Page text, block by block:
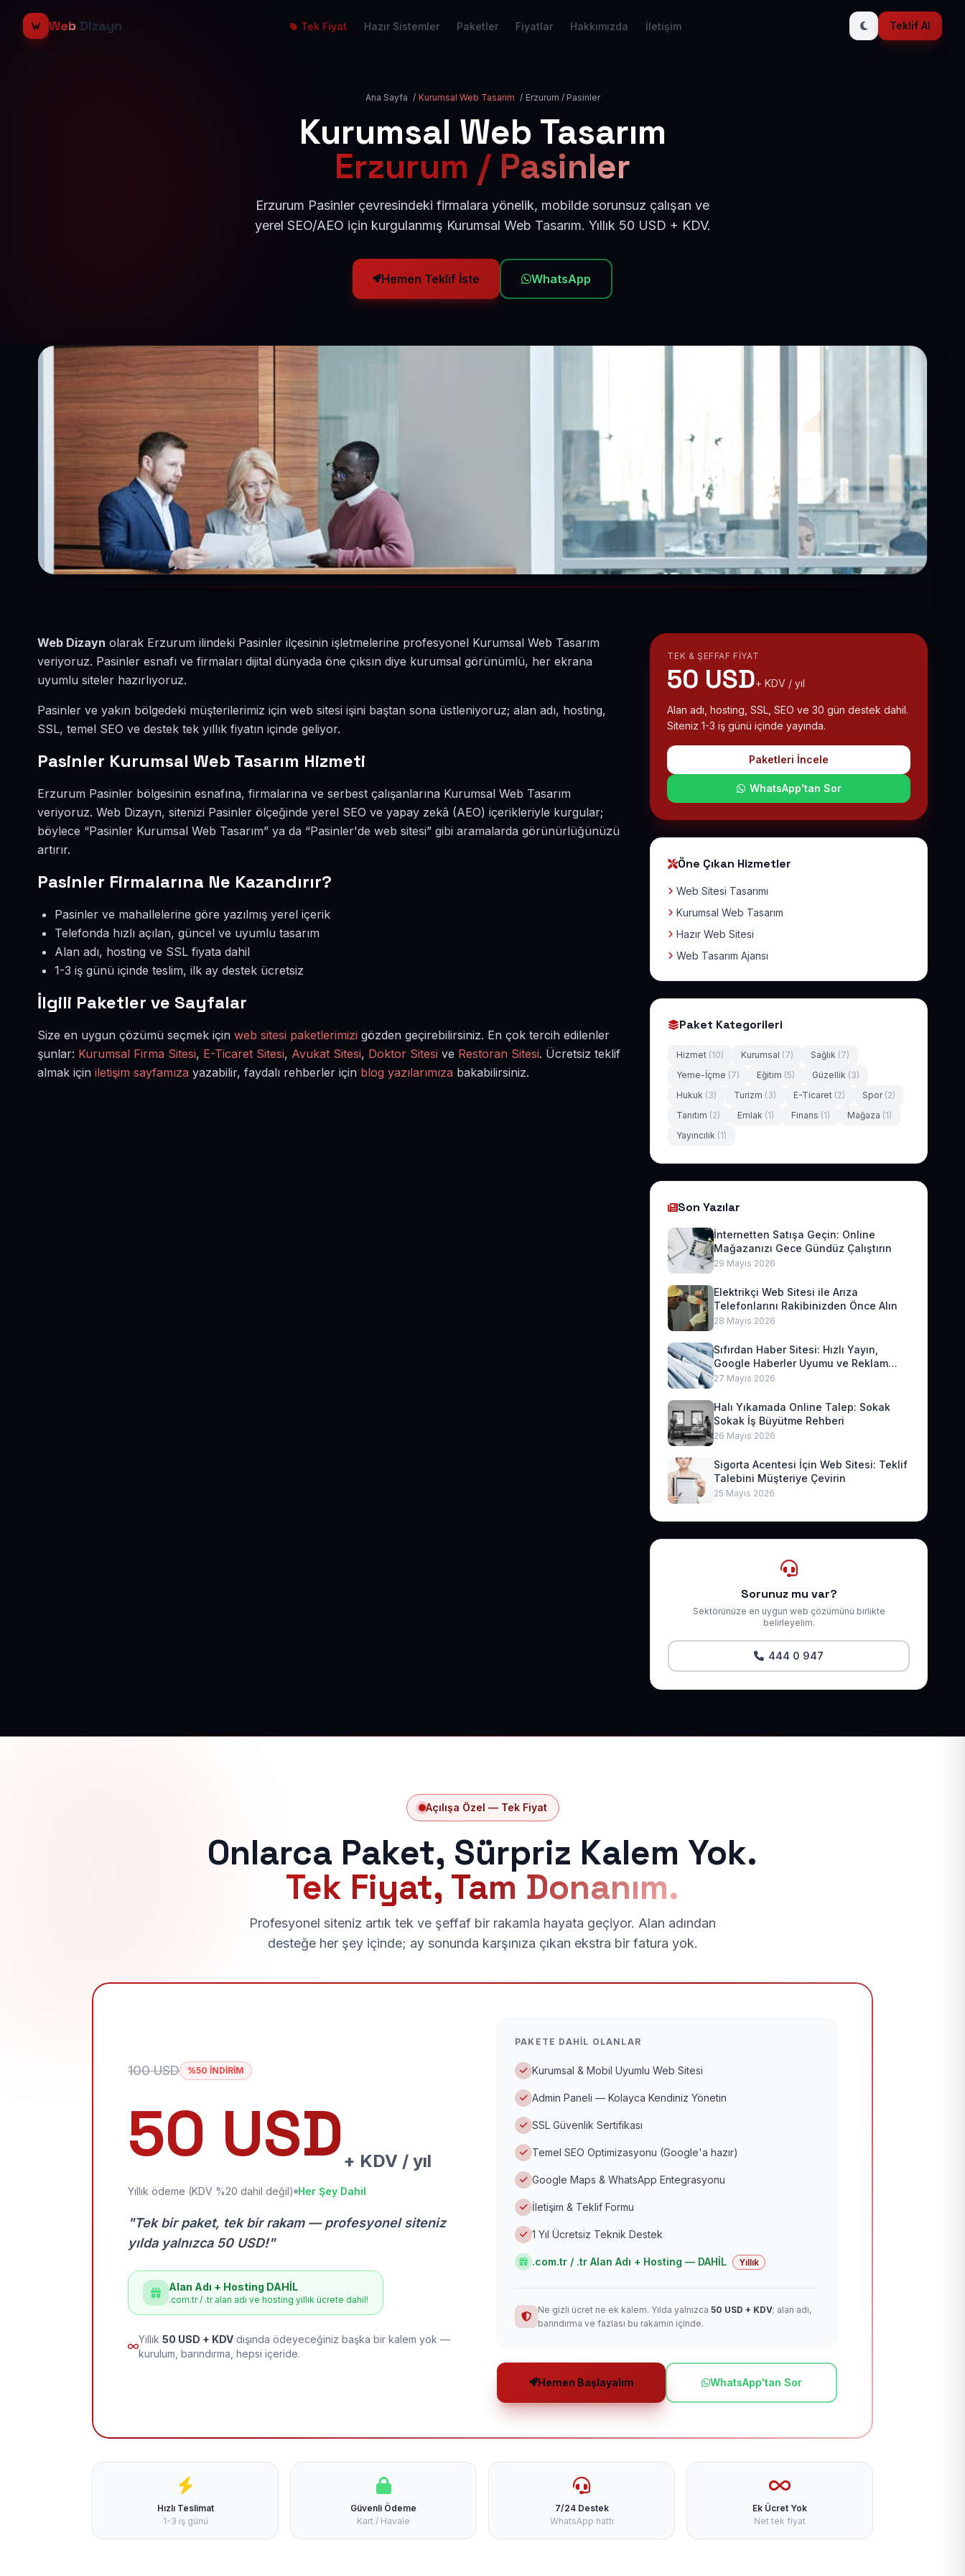
Web Dizayn Tek Fiyat Hazır Sistemler Paketler Fiyatlar Hakkımızda İletişim Teklif Al
Ana Sayfa / Kurumsal Web Tasarım / Erzurum / Pasinler
Kurumsal Web Tasarım
Erzurum / Pasinler
Erzurum Pasinler çevresindeki firmalara yönelik, mobilde sorunsuz çalışan ve
yerel SEO/AEO için kurgulanmış Kurumsal Web Tasarım. Yıllık 50 USD + KDV.
Hemen Teklif İste WhatsApp
Web Dizayn olarak Erzurum ilindeki Pasinler ilçesinin işletmelerine profesyonel Kurumsal Web Tasarım
veriyoruz. Pasinler esnafı ve firmaları dijital dünyada öne çıksın diye kurumsal görünümlü, her ekrana
uyumlu siteler hazırlıyoruz.
Pasinler ve yakın bölgedeki müşterilerimiz için web sitesi işini baştan sona üstleniyoruz; alan adı, hosting,
SSL, temel SEO ve destek tek yıllık fiyatın içinde geliyor.
Pasinler Kurumsal Web Tasarım Hizmeti
Erzurum Pasinler bölgesinin esnafına, firmalarına ve serbest çalışanlarına Kurumsal Web Tasarım
veriyoruz. Web Dizayn, sitenizi Pasinler ölçeğinde yerel SEO ve yapay zekâ (AEO) içerikleriyle kurgular;
böylece “Pasinler Kurumsal Web Tasarım” ya da “Pasinler'de web sitesi” gibi aramalarda görünürlüğünüzü
artırır.
Pasinler Firmalarına Ne Kazandırır?
Pasinler ve mahallelerine göre yazılmış yerel içerik
Telefonda hızlı açılan, güncel ve uyumlu tasarım
Alan adı, hosting ve SSL fiyata dahil
1-3 iş günü içinde teslim, ilk ay destek ücretsiz
İlgili Paketler ve Sayfalar
Size en uygun çözümü seçmek için web sitesi paketlerimizi gözden geçirebilirsiniz. En çok tercih edilenler
şunlar: Kurumsal Firma Sitesi, E-Ticaret Sitesi, Avukat Sitesi, Doktor Sitesi ve Restoran Sitesi. Ücretsiz teklif
almak için iletişim sayfamıza yazabilir, faydalı rehberler için blog yazılarımıza bakabilirsiniz.
TEK & ŞEFFAF FIYAT
50 USD+ KDV / yıl
Alan adı, hosting, SSL, SEO ve 30 gün destek dahil.
Siteniz 1-3 iş günü içinde yayında.
Paketleri İncele
WhatsApp'tan Sor
Öne Çıkan Hizmetler
Web Sitesi Tasarımı
Kurumsal Web Tasarım
Hazır Web Sitesi
Web Tasarım Ajansı
Paket Kategorileri
Hizmet (10) Kurumsal (7) Sağlık (7)
Yeme-İçme (7) Eğitim (5) Güzellik (3)
Hukuk (3) Turizm (3) E-Ticaret (2) Spor (2)
Tanıtım (2) Emlak (1) Finans (1) Mağaza (1)
Yayıncılık (1)
Son Yazılar
İnternetten Satışa Geçin: Online
Mağazanızı Gece Gündüz Çalıştırın
29 Mayıs 2026
Elektrikçi Web Sitesi ile Arıza
Telefonlarını Rakibinizden Önce Alın
28 Mayıs 2026
Sıfırdan Haber Sitesi: Hızlı Yayın,
Google Haberler Uyumu ve Reklam
Geliri
27 Mayıs 2026
Halı Yıkamada Online Talep: Sokak
Sokak İş Büyütme Rehberi
26 Mayıs 2026
Sigorta Acentesi İçin Web Sitesi: Teklif
Talebini Müşteriye Çevirin
25 Mayıs 2026
Sorunuz mu var?
Sektörünüze en uygun web çözümünü birlikte
belirleyelim.
444 0 947
Açılışa Özel — Tek Fiyat
Onlarca Paket, Sürpriz Kalem Yok.
Tek Fiyat, Tam Donanım.
Profesyonel siteniz artık tek ve şeffaf bir rakamla hayata geçiyor. Alan adından
desteğe her şey içinde; ay sonunda karşınıza çıkan ekstra bir fatura yok.
100 USD %50 İNDİRİM
50 USD + KDV / yıl
Yıllık ödeme (KDV %20 dahil değil) Her Şey Dahil
"Tek bir paket, tek bir rakam — profesyonel siteniz
yılda yalnızca 50 USD!"
Alan Adı + Hosting DAHİL
.com.tr / .tr alan adı ve hosting yıllık ücrete dahil!
Yıllık 50 USD + KDV dışında ödeyeceğiniz başka bir kalem yok —
kurulum, barındırma, hepsi içeride.
PAKETE DAHIL OLANLAR
Kurumsal & Mobil Uyumlu Web Sitesi
Admin Paneli — Kolayca Kendiniz Yönetin
SSL Güvenlik Sertifikası
Temel SEO Optimizasyonu (Google'a hazır)
Google Maps & WhatsApp Entegrasyonu
İletişim & Teklif Formu
1 Yıl Ücretsiz Teknik Destek
.com.tr / .tr Alan Adı + Hosting — DAHİL Yıllık
Ne gizli ücret ne ek kalem. Yılda yalnızca 50 USD + KDV; alan adı,
barındırma ve fazlası bu rakamın içinde.
Hemen Başlayalım WhatsApp'tan Sor
Hızlı Teslimat
1-3 iş günü
Güvenli Ödeme
Kart / Havale
7/24 Destek
WhatsApp hattı
Ek Ücret Yok
Net tek fiyat